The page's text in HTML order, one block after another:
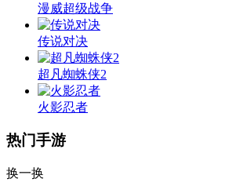
漫威超级战争
传说对决
超凡蜘蛛侠2
火影忍者
热门手游
换一换